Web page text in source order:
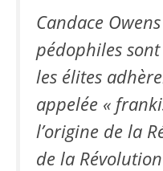
Candace
pédophiles
les élites
appelée «
l’origine de la
de la